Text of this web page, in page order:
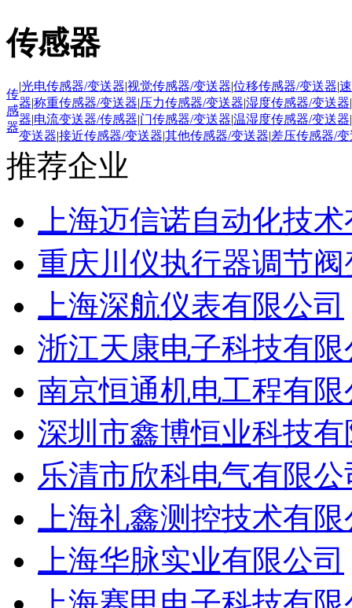
传感器
传
感
器
|光电传感器/变送器|视觉传感器/变送器|位移传感器/变送器|
器|称重传感器/变送器|压力传感器/变送器|湿度传感器/变送器|
器|电流变送器/传感器|门传感器/变送器|温湿度传感器/变送器|
变送器|接近传感器/变送器|其他传感器/变送器|差压传感器/
推荐企业
上海迈信诺自动化技
重庆川仪执行器调节
上海深航仪表有限公司
浙江天康电子科技有限
南京恒通机电工程有限
深圳市鑫博恒业科技
乐清市欣科电气有限公
上海礼鑫测控技术有
上海华脉实业有限公司